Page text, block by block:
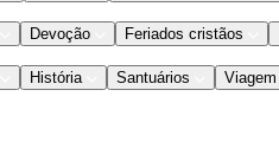
Devoção Feriados cristãos
História Santuários Viagem